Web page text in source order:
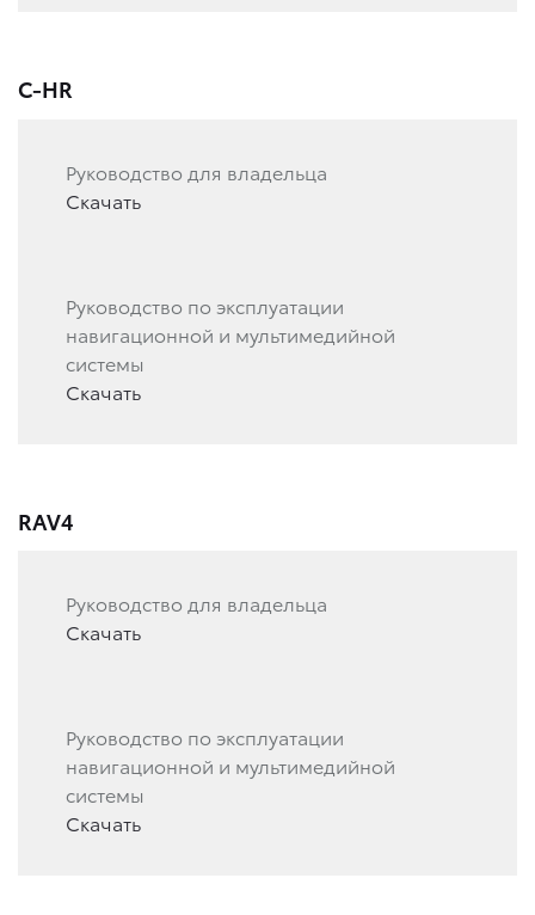
C-HR
Руководство для владельца
Скачать
Руководство по эксплуатации
навигационной и мультимедийной
системы
Скачать
RAV4
Руководство для владельца
Скачать
Руководство по эксплуатации
навигационной и мультимедийной
системы
Скачать